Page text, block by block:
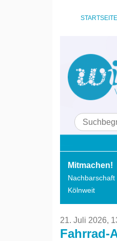
STARTSEITE
Mitmachen!
Nachbarschaft
Kölnweit
21. Juli 2026,
Fahrrad-